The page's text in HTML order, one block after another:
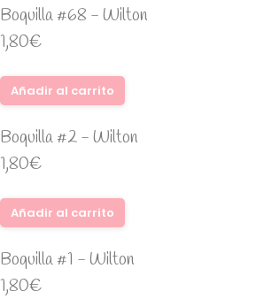
Boquilla #68 - Wilton
1,80€
Añadir al carrito
Boquilla #2 - Wilton
1,80€
Añadir al carrito
Boquilla #1 - Wilton
1,80€